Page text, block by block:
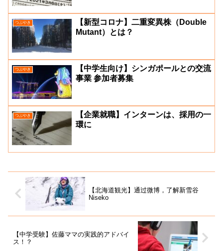
つぶやき
【新型コロナ】二重変異株（Double
Mutant）とは？
つぶやき
【中学生向け】シンガポールとの交流
事業 参加者募集
つぶやき
【企業就職】インターンは、採用の一
環に
【北海道観光】通过微博，了解新雪谷
Niseko
【中学受験】佐藤ママの実践的アドバイ
ス！？